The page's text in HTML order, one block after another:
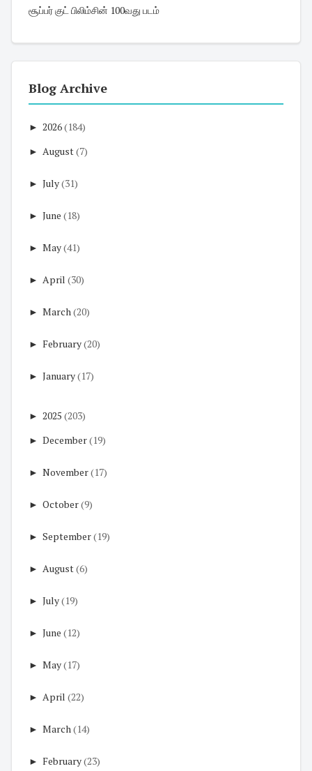
சூப்பர் குட் பிலிம்சின் 100வது படம்
Blog Archive
► 2026(184)
► August(7)
► July(31)
► June (18)
► May(41)
► April (30)
► March(20)
► February(20)
► January(17)
► 2025 (203)
► December(19)
► November(17)
► October(9)
► September(19)
► August(6)
► July(19)
► June (12)
► May(17)
► April (22)
► March(14)
► February(23)